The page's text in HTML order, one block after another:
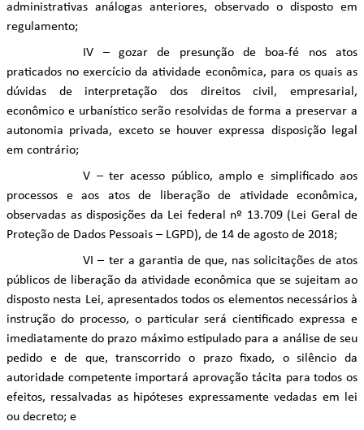
administrativas análogas anteriores, observado o disposto em
regulamento;
IV – gozar de presunção de boa-fé nos atos
praticados no exercício da atividade econômica, para os quais as
dúvidas de interpretação dos direitos civil, empresarial,
econômico e urbanístico serão resolvidas de forma a preservar a
autonomia privada, exceto se houver expressa disposição legal
em contrário;
V – ter acesso público, amplo e simplificado aos
processos e aos atos de liberação de atividade econômica,
observadas as disposições da Lei federal nº 13.709 (Lei Geral de
Proteção de Dados Pessoais – LGPD), de 14 de agosto de 2018;
VI – ter a garantia de que, nas solicitações de atos
públicos de liberação da atividade econômica que se sujeitam ao
disposto nesta Lei, apresentados todos os elementos necessários à
instrução do processo, o particular será cientificado expressa e
imediatamente do prazo máximo estipulado para a análise de seu
pedido e de que, transcorrido o prazo fixado, o silêncio da
autoridade competente importará aprovação tácita para todos os
efeitos, ressalvadas as hipóteses expressamente vedadas em lei
ou decreto; e